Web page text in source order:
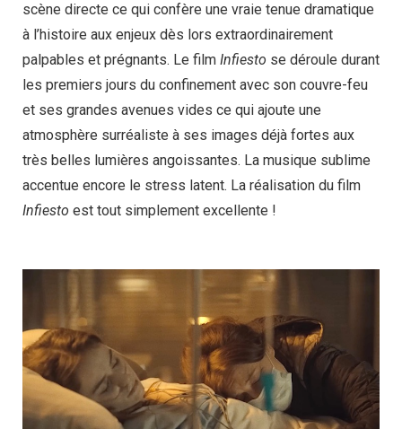
scène directe ce qui confère une vraie tenue dramatique
à l’histoire aux enjeux dès lors extraordinairement
palpables et prégnants. Le film Infiesto se déroule durant
les premiers jours du confinement avec son couvre-feu
et ses grandes avenues vides ce qui ajoute une
atmosphère surréaliste à ses images déjà fortes aux
très belles lumières angoissantes. La musique sublime
accentue encore le stress latent. La réalisation du film
Infiesto est tout simplement excellente !